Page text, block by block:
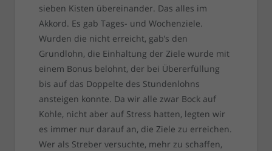
sieben Kisten übereinander. Das alles im
Akkord. Es gab Tages- und Wochenziele.
Wurden die nicht erreicht, gab’s den
Grundlohn, die Einhaltung der Ziele wurde mit
einem Bonus belohnt, der bei Übererfüllung
bis auf das Doppelte des Stundenlohns
ansteigen konnte. Da wir alle zwar Bock auf
Kohle, nicht aber auf Stress hatten, legten wir
es immer nur darauf an, die Ziele zu erreichen.
Wer als Streber versuchte, mehr zu schaffen,